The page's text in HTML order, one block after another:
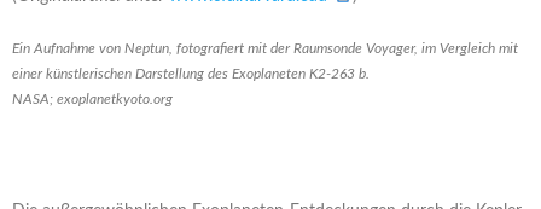
Ein Aufnahme von Neptun, fotografiert mit der Raumsonde Voyager, im Vergleich mit
einer künstlerischen Darstellung des Exoplaneten K2-263 b.
NASA; exoplanetkyoto.org